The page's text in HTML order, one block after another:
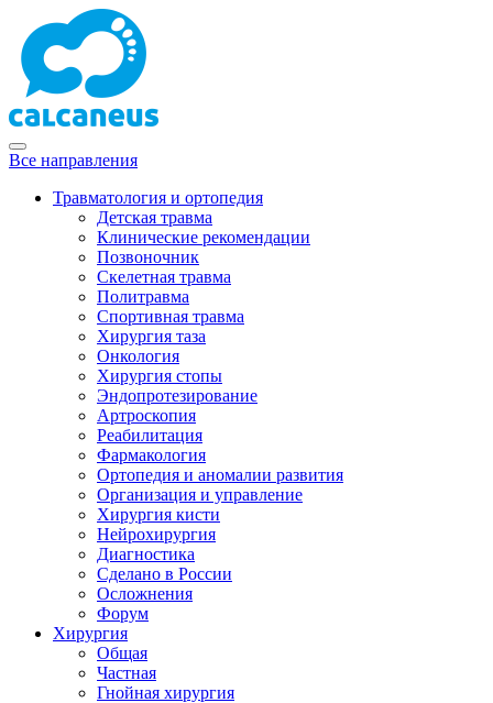
Все направления
Травматология и ортопедия
Детская травма
Клинические рекомендации
Позвоночник
Скелетная травма
Политравма
Спортивная травма
Хирургия таза
Онкология
Хирургия стопы
Эндопротезирование
Артроскопия
Реабилитация
Фармакология
Ортопедия и аномалии развития
Организация и управление
Хирургия кисти
Нейрохирургия
Диагностика
Сделано в России
Осложнения
Форум
Хирургия
Общая
Частная
Гнойная хирургия